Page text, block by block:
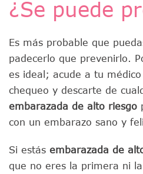
¿Se puede
Es más probable que
padecerlo que prevenirlo.
es ideal; acude a tu
chequeo y descarte de
embarazada de alto riesgo
con un embarazo sano y
Si estás embarazada de
que no eres la primera ni